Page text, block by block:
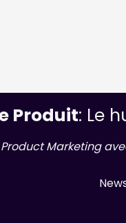
Produit: Le
Marketing